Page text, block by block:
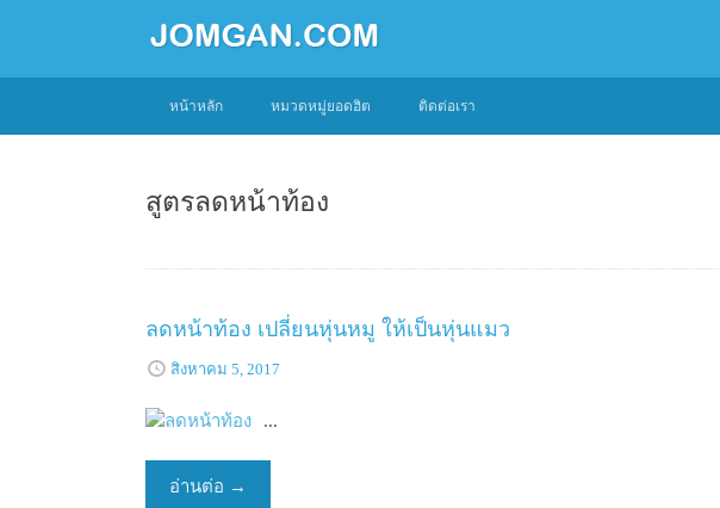
SKIP
หน้าหลัก หมวดหมู่ยอดฮิต ติดต่อเรา
สูตรลดหน้าท้อง
ลดหน้าท้อง เปลี่ยนหุ่นหมู ให้เป็นหุ่นแมว
สิงหาคม 5, 2017
...
อ่านต่อ →